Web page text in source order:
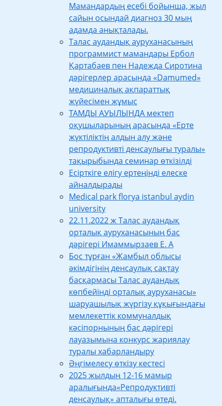
Мамандардың есебі бойынша, жыл
сайын осындай диагноз 30 мың
адамда анықталады.
Талас аудандық ауруханасының
программист мамандары Ербол
Қартабаев пен Надежда Сиротина
дәрігерлер арасында «Damumed»
медициналық ақпараттық
жүйесімен жұмыс
ТАМДЫ АУЫЛЫНДА мектеп
оқушыларының арасында «Ерте
жүктіліктің алдын алу және
репродуктивті денсаулығы туралы»
тақырыбында семинар өткізілді
Есірткіге елігу ертеңінді елеске
айналдырады
Medical park florya istanbul aydin
university
22.11.2022 ж Талас аудандық
орталық ауруханасының бас
дәрігері Имаммырзаев Е. А
Бос тұрған «Жамбыл облысы
әкімдігінің денсаулық сақтау
басқармасы Талас аудандық
көпбейінді орталық ауруханасы»
шаруашылық жүргізу құқығындағы
мемлекеттік коммуналдық
кәсіпорнының бас дәрігері
лауазымына конкурс жариялау
туралы хабарландыру
Әңгімелесу өткізу кестесі
2025 жылдың 12-16 мамыр
аралығында«Репродуктивті
денсаулық» апталығы өтеді.